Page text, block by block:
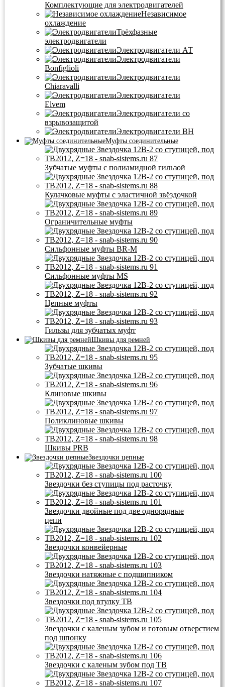
Комплектующие для электродвигателей
Независимое
охлаждение
Трёхфазные
электродвигатели
Электродвигатели АТ
Электродвигатели
Bonfiglioli
Электродвигатели
Chiaravalli
Электродвигатели
Elvem
Электродвигатели со
взрывозащитой
Электродвигатели BH
Муфты соединительные
Зубчатые муфты с полиамидной гильзой
Кулачковые муфты с эластичной звёздочкой
Ограничительные муфты
Сильфонные муфты BR-M
Сильфонные муфты MS
Цепные муфты
Гильзы для зубчатых муфт
Шкивы для ремней
Зубчатые шкивы
Клиновые шкивы
Поликлиновые шкивы
Шкивы PRB
Звездочки цепные
Звездочки без ступицы под расточку
Звездочки двойные под две однорядные
цепи
Звездочки конвейерные
Звездочки натяжные с подшипником
Звездочки под втулку ТВ
Звездочки с каленым зубом и готовым отверстием
под шпонку
Звездочки с каленым зубом под ТВ